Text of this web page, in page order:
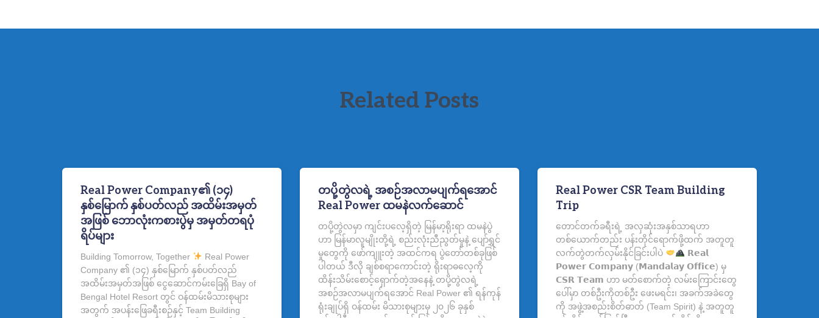
Related Posts
Real Power Company၏ (၁၄)
နှစ်မြောက် နှစ်ပတ်လည် အထိမ်းအမှတ်
အဖြစ် ဘောလုံးကစားပွဲမှ အမှတ်တရပုံ
ရိပ်များ
Building Tomorrow, Together
Real Power
Company ၏ (၁၄) နှစ်မြောက် နှစ်ပတ်လည်
အထိမ်းအမှတ်အဖြစ် ငွေဆောင်ကမ်းခြေရှိ Bay of
Bengal Hotel Resort တွင် ဝန်ထမ်းမိသားစုများ
အတွက် အပန်းဖြေခရီးစဉ်နှင့် Team Building
တပို့တွဲလရဲ့ အစဉ်အလာမပျက်ရအောင်
Real Power ထမနဲလက်ဆောင်
တပို့တွဲလမှာ ကျင်းပလေ့ရှိတဲ့ မြန်မာ့ရိုးရာ ထမနဲပွဲ
ဟာ မြန်မာလူမျိုးတို့ရဲ့ စည်းလုံးညီညွတ်မှုနဲ့ ပျော်ရွှင်
မှုတွေကို ဖော်ကျူးတဲ့ အထင်ကရ ပွဲ‌တော်တစ်ခုဖြစ်
ပါတယ် ဒီလို ချစ်စရာကောင်းတဲ့ ရိုးရာဓလေ့ကို
ထိန်းသိမ်းစောင့်ရှောက်တဲ့အနေနဲ့ တပို့တွဲလရဲ့
အစဉ်အလာမပျက်ရအောင် Real Power ၏ ရန်ကုန်
ရုံးချုပ်ရှိ ဝန်ထမ်း မိသားစုများမှ ၂၀၂၆ ခုနှစ်
Real Power CSR Team Building
Trip
တောင်တက်ခရီးရဲ့ အလှဆုံးအနှစ်သာရဟာ
တစ်ယောက်တည်း ပန်းတိုင်ရောက်ဖို့ထက် အတူတူ
လက်တွဲတက်လှမ်းနိုင်ခြင်းပါပဲ
𝗥𝗲𝗮𝗹
𝗣𝗼𝘄𝗲𝗿 𝗖𝗼𝗺𝗽𝗮𝗻𝘆 (𝗠𝗮𝗻𝗱𝗮𝗹𝗮𝘆 𝗢𝗳𝗳𝗶𝗰𝗲) မှ
𝗖𝗦𝗥 𝗧𝗲𝗮𝗺 ဟာ မတ်စောက်တဲ့ လမ်းကြောင်းတွေ
ပေါ်မှာ တစ်ဦးကိုတစ်ဦး ဖေးမရင်း၊ အခက်အခဲတွေ
ကို အဖွဲ့အစည်းစိတ်ဓာတ် (Team Spirit) နဲ့ အတူတူ